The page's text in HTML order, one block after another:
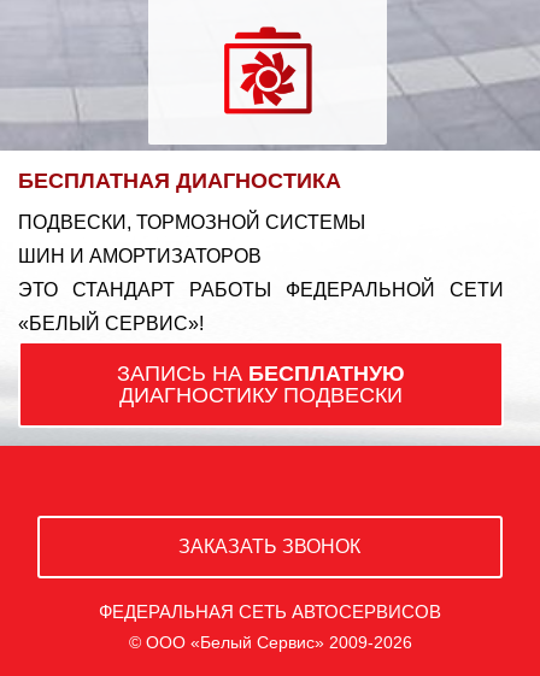
БЕСПЛАТНАЯ ДИАГНОСТИКА
ПОДВЕСКИ, ТОРМОЗНОЙ СИСТЕМЫ
ШИН И АМОРТИЗАТОРОВ
ЭТО СТАНДАРТ РАБОТЫ ФЕДЕРАЛЬНОЙ СЕТИ
«БЕЛЫЙ СЕРВИС»!
ЗАПИСЬ НА БЕСПЛАТНУЮ
ДИАГНОСТИКУ ПОДВЕСКИ
ЗАКАЗАТЬ ЗВОНОК
ФЕДЕРАЛЬНАЯ СЕТЬ АВТОСЕРВИСОВ
© ООО «Белый Сервис» 2009-2026